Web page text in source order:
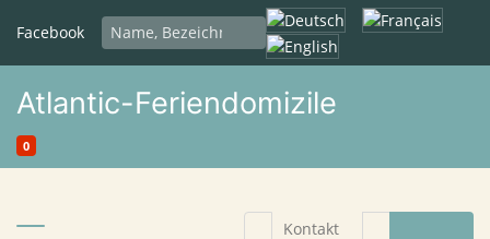
Facebook
Sprache auswählen
Atlantic-Feriendomizile
0
Kontakt